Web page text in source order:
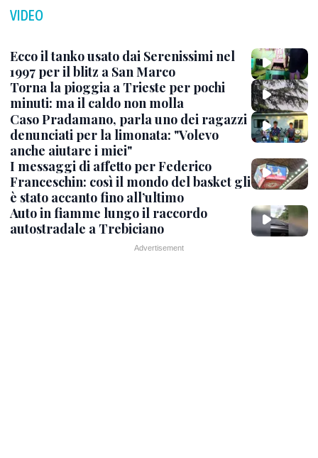
VIDEO
Ecco il tanko usato dai Serenissimi nel
1997 per il blitz a San Marco
Torna la pioggia a Trieste per pochi
minuti: ma il caldo non molla
Caso Pradamano, parla uno dei ragazzi
denunciati per la limonata: "Volevo
anche aiutare i miei"
I messaggi di affetto per Federico
Franceschin: così il mondo del basket gli
è stato accanto fino all’ultimo
Auto in fiamme lungo il raccordo
autostradale a Trebiciano